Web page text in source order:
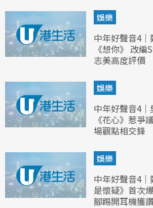
娛樂
中年好聲音4
《想你》 改
志美高度評價
娛樂
中年好聲音4
《花心》惹爭
場觀點相交鋒
娛樂
中年好聲音4
是懷疑》首次
腳踢開耳機獲